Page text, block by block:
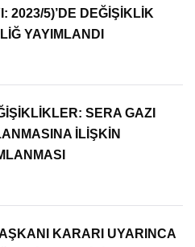
2023/5)’DE DEĞİŞİKLİK
YAYIMLANDI
SERA GAZI
İLİŞKİN
KARARI UYARINCA